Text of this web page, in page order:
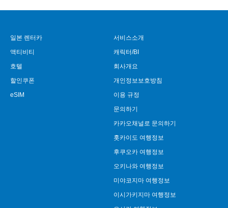
일본 렌터카
액티비티
호텔
할인쿠폰
eSIM
서비스소개
캐릭터/BI
회사개요
개인정보보호방침
이용 규정
문의하기
카카오채널로 문의하기
홋카이도 여행정보
후쿠오카 여행정보
오키나와 여행정보
미야코지마 여행정보
이시가키지마 여행정보